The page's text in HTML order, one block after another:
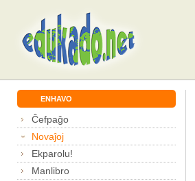
ENHAVO
Ĉefpaĝo
Novaĵoj
Ekparolu!
Manlibro